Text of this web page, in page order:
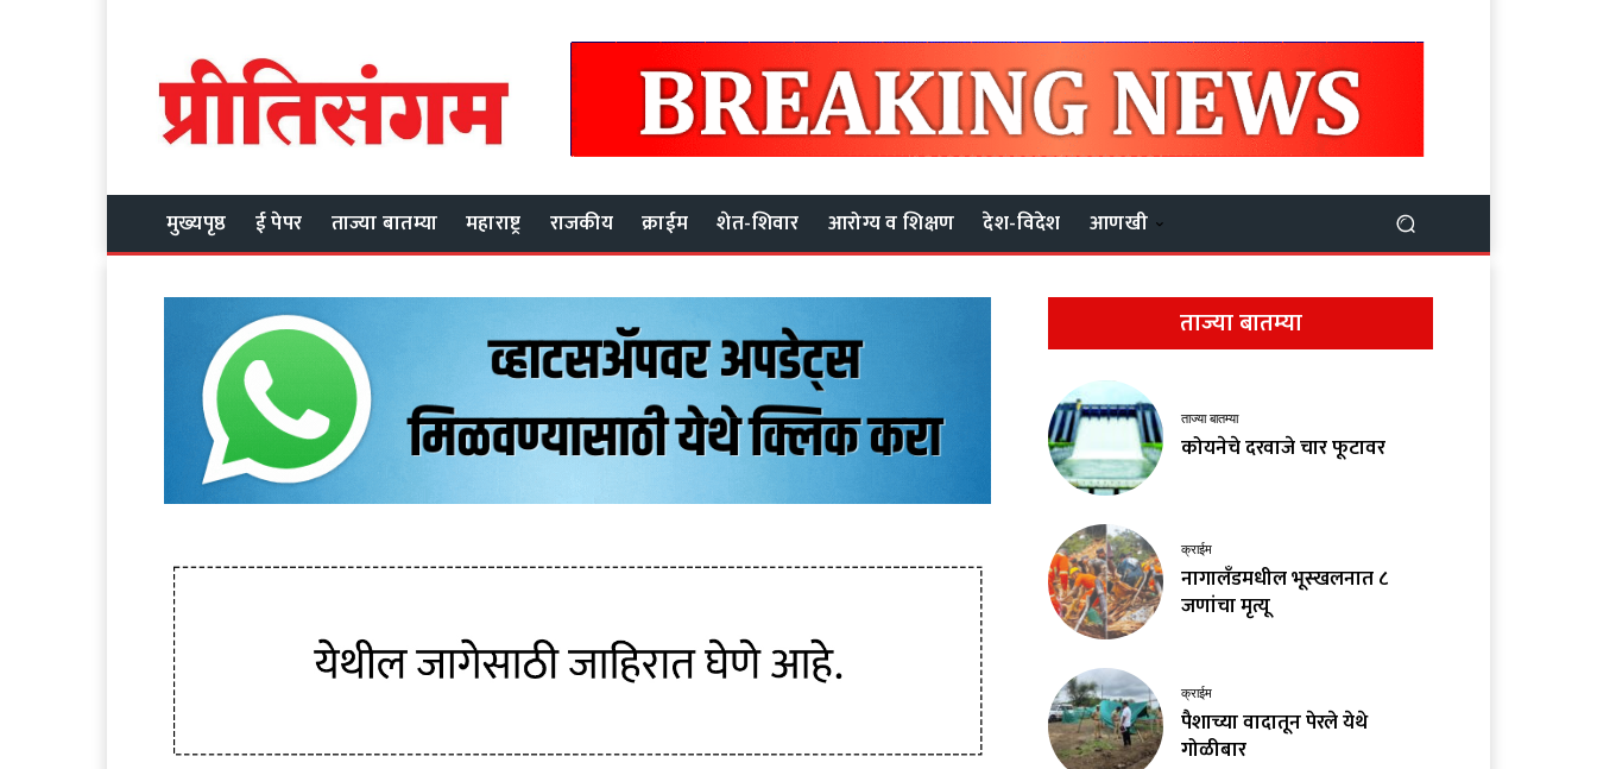
मुख्यपृष्ठ ई पेपर ताज्या बातम्या महाराष्ट्र राजकीय क्राईम शेत-शिवार आरोग्य व शिक्षण देश-विदेश आणखी
ताज्या बातम्या
ताज्या बातम्या
कोयनेचे दरवाजे चार फूटावर
क्राईम
नागालँडमधील भूस्खलनात ८
जणांचा मृत्यू
क्राईम
पैशाच्या वादातून पेरले येथे
गोळीबार